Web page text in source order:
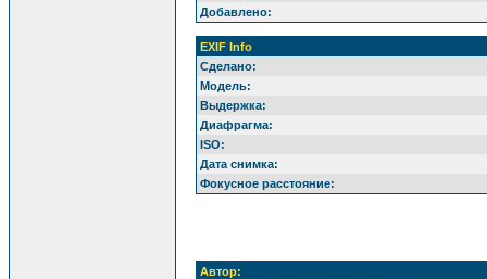
Добавлено:
EXIF Info
Сделано:
Модель:
Выдержка:
Диафрагма:
ISO:
Дата снимка:
Фокусное расстояние:
Автор: